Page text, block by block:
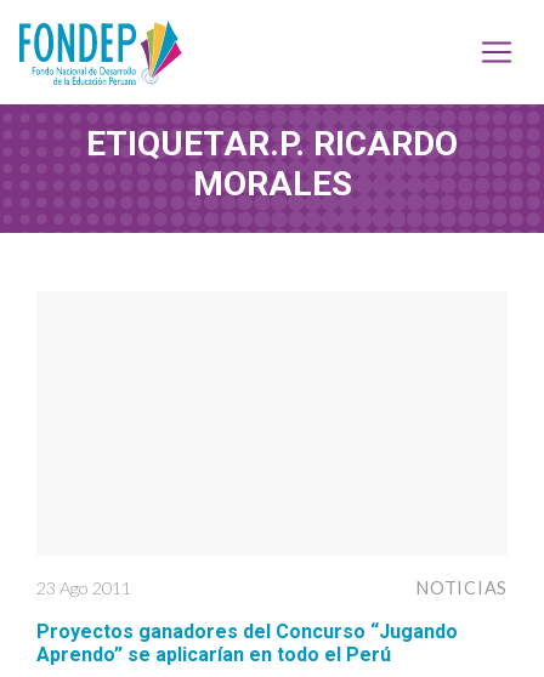
ETIQUETAR.P. RICARDO
MORALES
23 Ago 2011 NOTICIAS
Proyectos ganadores del Concurso “Jugando
Aprendo” se aplicarían en todo el Perú